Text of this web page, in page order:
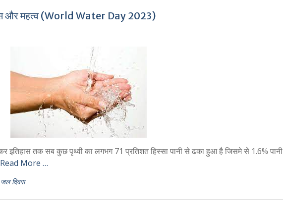
और महत्व (World Water Day 2023)
इतिहास तक सब कुछ पृथ्वी का लगभग 71 प्रतिशत हिस्सा पानी से ढका हुआ है जिसमे से 1.6% पानी
Read More …
जल दिवस